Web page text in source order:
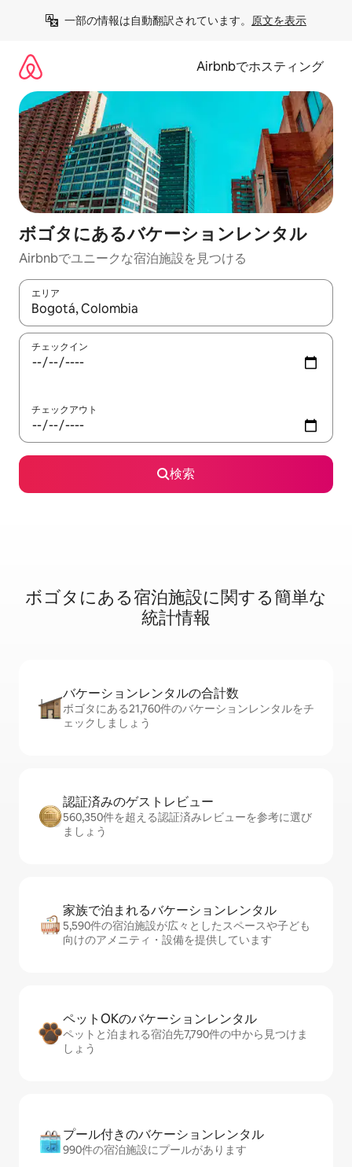
一部の情報は自動翻訳されています。 原文を表示
Airbnbでホスティング
ボゴタにあるバケーションレンタル
Airbnbでユニークな宿泊施設を見つける
エリア
検索結果が表示されたら、上下の矢印キーを使って移動するか
チェックイン
チェックアウト
検索
ボゴタに⁠あ⁠る宿⁠泊⁠施⁠設⁠に関⁠す⁠る簡⁠単⁠な
統⁠計⁠情⁠報
バケーションレ⁠ン⁠タ⁠ル⁠の合⁠計⁠数
ボゴタにある21,760件のバケーションレンタルをチ
ェックしましょう
認証済みのゲ⁠ス⁠ト⁠レ⁠ビ⁠ュ⁠ー
560,350件を超える認証済みレビューを参考に選び
ましょう
家族で泊まれるバ⁠ケ⁠ー⁠シ⁠ョ⁠ンレ⁠ン⁠タ⁠ル
5,590件の宿泊施設が広々としたスペースや子ども
向けのアメニティ・設備を提供しています
ペットOKのバ⁠ケ⁠ー⁠シ⁠ョ⁠ンレ⁠ン⁠タ⁠ル
ペットと泊まれる宿泊先7,790件の中から見つけま
しょう
プール付きのバ⁠ケ⁠ー⁠シ⁠ョ⁠ンレ⁠ン⁠タ⁠ル
990件の宿泊施設にプールがあります